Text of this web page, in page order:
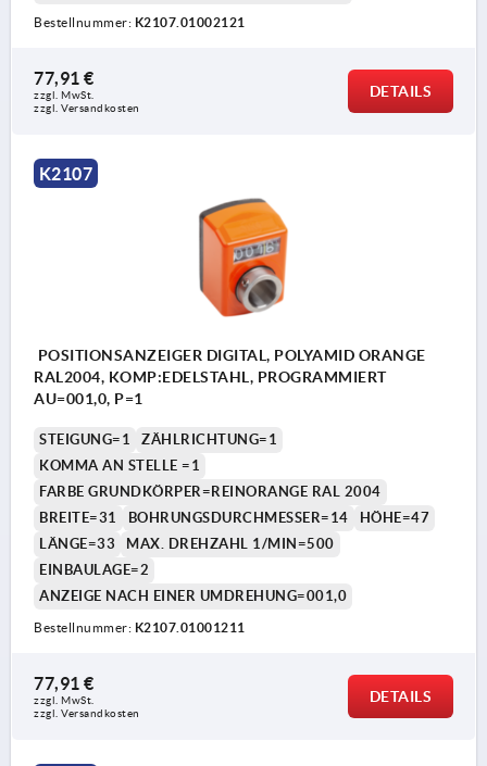
Bestellnummer: K2107.01002121
77,91 €
zzgl. MwSt.
zzgl. Versandkosten
DETAILS
K2107
POSITIONSANZEIGER DIGITAL, POLYAMID ORANGE
RAL2004, KOMP:EDELSTAHL, PROGRAMMIERT
AU=001,0, P=1
STEIGUNG=1
ZÄHLRICHTUNG=1
KOMMA AN STELLE =1
FARBE GRUNDKÖRPER=REINORANGE RAL 2004
BREITE=31
BOHRUNGSDURCHMESSER=14
HÖHE=47
LÄNGE=33
MAX. DREHZAHL 1/MIN=500
EINBAULAGE=2
ANZEIGE NACH EINER UMDREHUNG=001,0
Bestellnummer: K2107.01001211
77,91 €
zzgl. MwSt.
zzgl. Versandkosten
DETAILS